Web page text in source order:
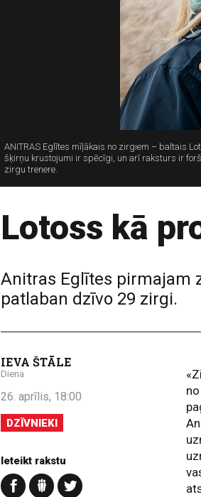
ANITRAS Eglītes mīļākais no zirgiem – baltais
šķirņu krustojumi ir spēcīgi, un arī raksturs ir
zirgu trenere.
Lotoss kā
Anitras Eglītes pirmajam
patlaban dzīvo 29 zirgi.
IEVA ŠTĀLE
Diena
26. aprīlis, 18:00
DZĪVNIEKI
Ieteikt rakstu